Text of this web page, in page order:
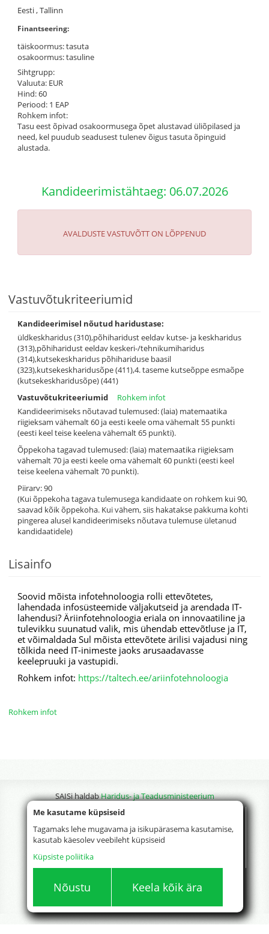
Eesti , Tallinn
Finantseering:
täiskoormus: tasuta
osakoormus: tasuline
Sihtgrupp:
Valuuta: EUR
Hind:60
Periood: 1 EAP
Rohkem infot:
Tasu eest õpivad osakoormusega õpet alustavad üliõpilased ja
need, kel puudub seadusest tulenev õigus tasuta õpinguid
alustada.
Kandideerimistähtaeg: 06.07.2026
AVALDUSTE VASTUVÕTT ON LÕPPENUD
Vastuvõtukriteeriumid
Kandideerimisel nõutud haridustase:
üldkeskharidus (310),põhiharidust eeldav kutse- ja keskharidus
(313),põhiharidust eeldav keskeri-/tehnikumiharidus
(314),kutsekeskharidus põhihariduse baasil
(323),kutsekeskharidusõpe (411),4. taseme kutseõppe esmaõpe
(kutsekeskharidusõpe) (441)
Vastuvõtukriteeriumid
Kandideerimiseks nõutavad tulemused: (laia) matemaatika
riigieksam vähemalt 60 ja eesti keele oma vähemalt 55 punkti
(eesti keel teise keelena vähemalt 65 punkti).
Õppekoha tagavad tulemused: (laia) matemaatika riigieksam
vähemalt 70 ja eesti keele oma vähemalt 60 punkti (eesti keel
teise keelena vähemalt 70 punkti).
Piirarv: 90
(Kui õppekoha tagava tulemusega kandidaate on rohkem kui 90,
saavad kõik õppekoha. Kui vähem, siis hakatakse pakkuma kohti
pingerea alusel kandideerimiseks nõutava tulemuse ületanud
kandidaatidele)
Rohkem infot
Lisainfo
Soovid mõista infotehnoloogia rolli ettevõtetes,
lahendada infosüsteemide väljakutseid ja arendada IT-
lahendusi? Äriinfotehnoloogia eriala on innovaatiline ja
tulevikku suunatud valik, mis ühendab ettevõtluse ja IT,
et võimaldada Sul mõista ettevõtete ärilisi vajadusi ning
tõlkida need IT-inimeste jaoks arusaadavasse
keelepruuki ja vastupidi.
Rohkem infot: https://taltech.ee/ariinfotehnoloogia
Rohkem infot
Me kasutame küpsiseid
Tagamaks lehe mugavama ja isikupärasema kasutamise,
kasutab käesolev veebileht küpsiseid
Küpsiste poliitika
Nõustu Keela kõik ära
SAISi haldabHaridus- ja Teadusministeerium
Version 85.71.0.0